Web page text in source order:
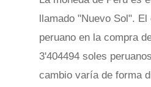
llamado "Nuevo Sol".
peruano en la compra
3'404494 soles
cambio varía de forma